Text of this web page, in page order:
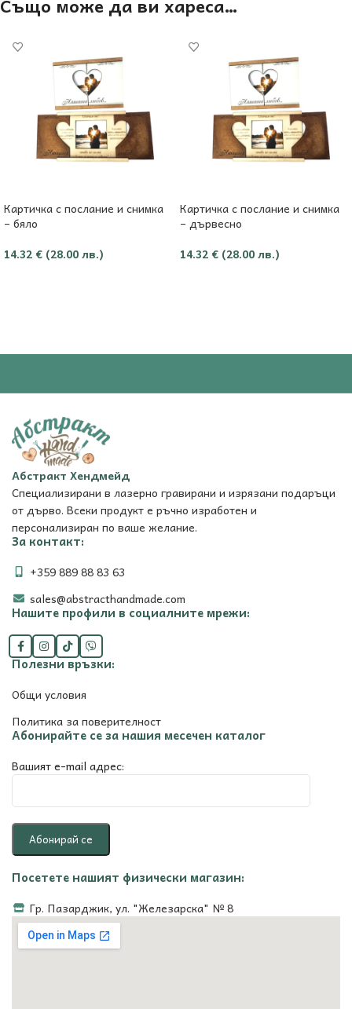
Също може да ви хареса…
Картичка с послание и снимка
– бяло
14.32 € (28.00 лв.)
Картичка с послание и снимка
– дървесно
14.32 € (28.00 лв.)
Абстракт Хендмейд
Специализирани в лазерно гравирани и изрязани подаръци
от дърво. Всеки продукт е ръчно изработен и
персонализиран по ваше желание.
За контакт:
+359 889 88 83 63
sales@abstracthandmade.com
Нашите профили в социалните мрежи:
Полезни връзки:
Общи условия
Политика за поверителност
Абонирайте се за нашия месечен каталог
Вашият e-mail адрес:
Посетете нашият физически магазин:
Гр. Пазарджик, ул. "Железарска" № 8